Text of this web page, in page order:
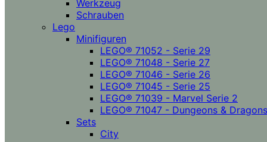
Werkzeug
Schrauben
Lego
Minifiguren
LEGO® 71052 - Serie 29
LEGO® 71048 - Serie 27
LEGO® 71046 - Serie 26
LEGO® 71045 - Serie 25
LEGO® 71039 - Marvel Serie 2
LEGO® 71047 - Dungeons & Dragons
Sets
City